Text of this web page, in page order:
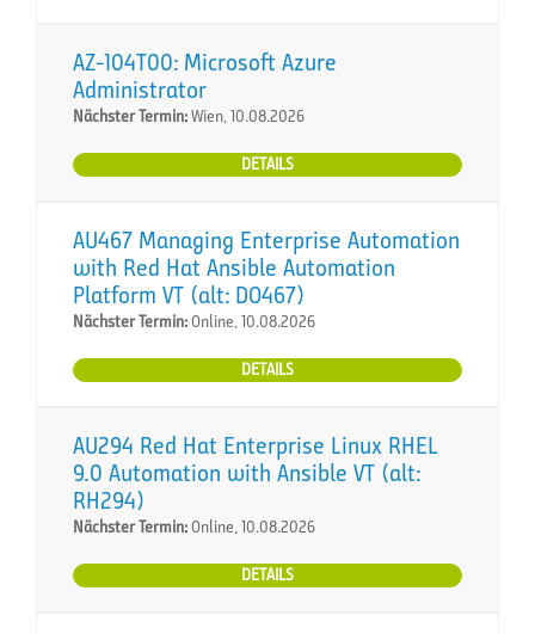
AZ-104T00: Microsoft Azure
Administrator
Nächster Termin:Wien, 10.08.2026
DETAILS
AU467 Managing Enterprise Automation
with Red Hat Ansible Automation
Platform VT (alt: DO467)
Nächster Termin:Online, 10.08.2026
DETAILS
AU294 Red Hat Enterprise Linux RHEL
9.0 Automation with Ansible VT (alt:
RH294)
Nächster Termin:Online, 10.08.2026
DETAILS